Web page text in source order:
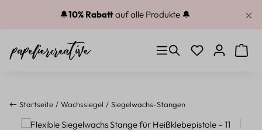
Zum Hauptinhalt springen
🔔10% Rabattauf alle Produkte 🔔
Du hast 0
Startseite Wachssiegel Siegelwachs-Stangen
Bildergalerie überspringen